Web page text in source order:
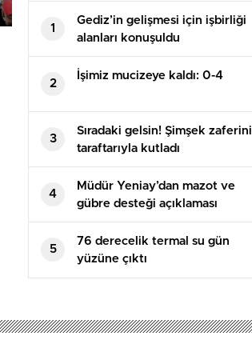
1
Gediz’in gelişmesi için işbirliği
alanları konuşuldu
2
İşimiz mucizeye kaldı: 0-4
3
Sıradaki gelsin! Şimşek zaferini
taraftarıyla kutladı
4
Müdür Yeniay’dan mazot ve
gübre desteği açıklaması
5
76 derecelik termal su gün
yüzüne çıktı